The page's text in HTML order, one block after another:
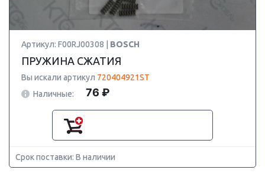
Артикул: F00RJ00308 | BOSCH
ПРУЖИНА СЖАТИЯ
Вы искали артикул 720404921ST
Наличные:
76 ₽
Срок поставки: В наличии